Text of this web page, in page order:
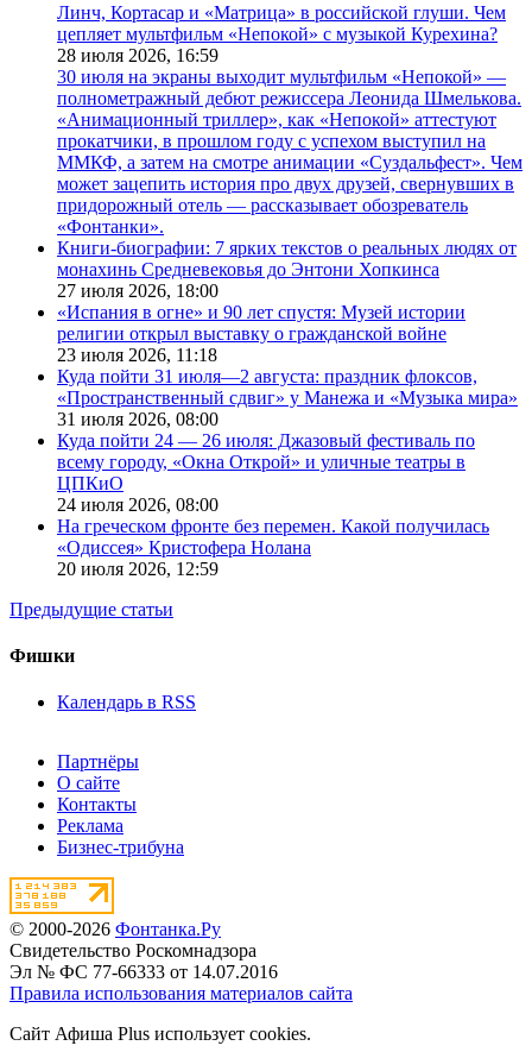
Линч, Кортасар и «Матрица» в российской глуши. Чем
цепляет мультфильм «Непокой» с музыкой Курехина?
28 июля 2026, 16:59
30 июля на экраны выходит мультфильм «Непокой» —
полнометражный дебют режиссера Леонида Шмелькова.
«Анимационный триллер», как «Непокой» аттестуют
прокатчики, в прошлом году с успехом выступил на
ММКФ, а затем на смотре анимации «Суздальфест». Чем
может зацепить история про двух друзей, свернувших в
придорожный отель — рассказывает обозреватель
«Фонтанки».
Книги-биографии: 7 ярких текстов о реальных людях от
монахинь Средневековья до Энтони Хопкинса
27 июля 2026, 18:00
«Испания в огне» и 90 лет спустя: Музей истории
религии открыл выставку о гражданской войне
23 июля 2026, 11:18
Куда пойти 31 июля—2 августа: праздник флоксов,
«Пространственный сдвиг» у Манежа и «Музыка мира»
31 июля 2026, 08:00
Куда пойти 24 — 26 июля: Джазовый фестиваль по
всему городу, «Окна Открой» и уличные театры в
ЦПКиО
24 июля 2026, 08:00
На греческом фронте без перемен. Какой получилась
«Одиссея» Кристофера Нолана
20 июля 2026, 12:59
Предыдущие статьи
Фишки
Календарь в RSS
Партнёры
О сайте
Контакты
Реклама
Бизнес-трибуна
© 2000-2026 Фонтанка.Ру
Свидетельство Роскомнадзора
Эл № ФС 77-66333 от 14.07.2016
Правила использования материалов сайта
Сайт Афиша Plus использует cookies.